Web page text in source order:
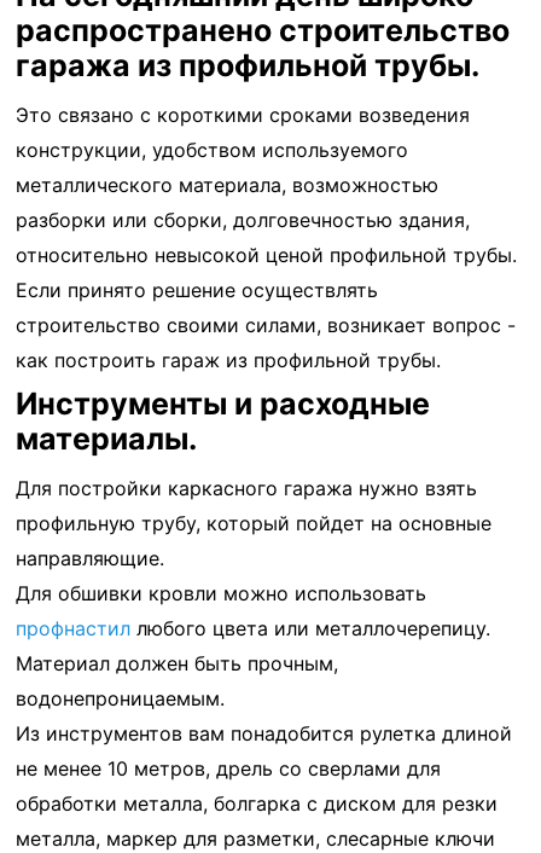
распространено строительство
гаража из профильной трубы.
Это связано с короткими сроками возведения
конструкции, удобством используемого
металлического материала, возможностью
разборки или сборки, долговечностью здания,
относительно невысокой ценой профильной трубы.
Если принято решение осуществлять
строительство своими силами, возникает вопрос -
как построить гараж из профильной трубы.
Инструменты и расходные
материалы.
Для постройки каркасного гаража нужно взять
профильную трубу, который пойдет на основные
направляющие.
Для обшивки кровли можно использовать
профнастил любого цвета или металлочерепицу.
Материал должен быть прочным,
водонепроницаемым.
Из инструментов вам понадобится рулетка длиной
не менее 10 метров, дрель со сверлами для
обработки металла, болгарка с диском для резки
металла, маркер для разметки, слесарные ключи